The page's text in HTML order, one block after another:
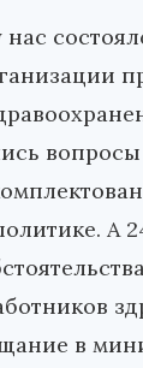
нас
А
в